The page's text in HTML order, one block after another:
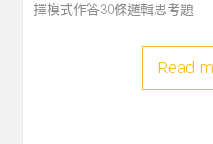
擇模式作答30條邏輯思考題
Read